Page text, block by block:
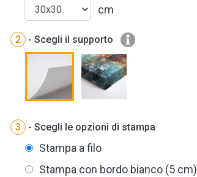
cm
2 - Scegli il supporto
3 - Scegli le opzioni di stampa
Stampa a filo
Stampa con bordo bianco (5 cm)